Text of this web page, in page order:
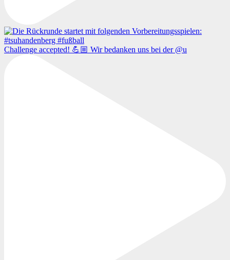
Challenge accepted! 💪🏼 Wir bedanken uns bei der @u